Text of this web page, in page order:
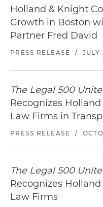
Holland & Knight
Growth in Boston
Partner Fred David
PRESS RELEASE / JULY
The Legal 500
Recognizes
Law Firms in
PRESS RELEASE /
The Legal 500
Recognizes
Law Firms